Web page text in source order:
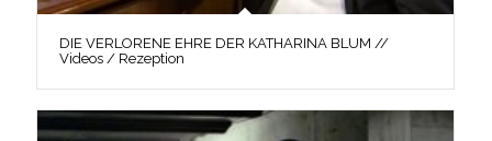
DIE VERLORENE EHRE DER KATHARINA BLUM //
Videos / Rezeption